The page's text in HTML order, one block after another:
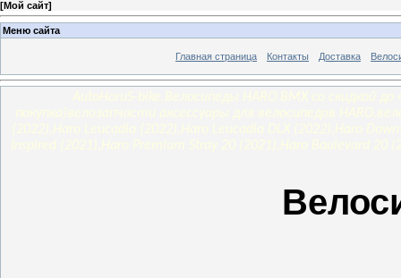
[Мой сайт]
Меню сайта
Главная страница Контакты Доставка